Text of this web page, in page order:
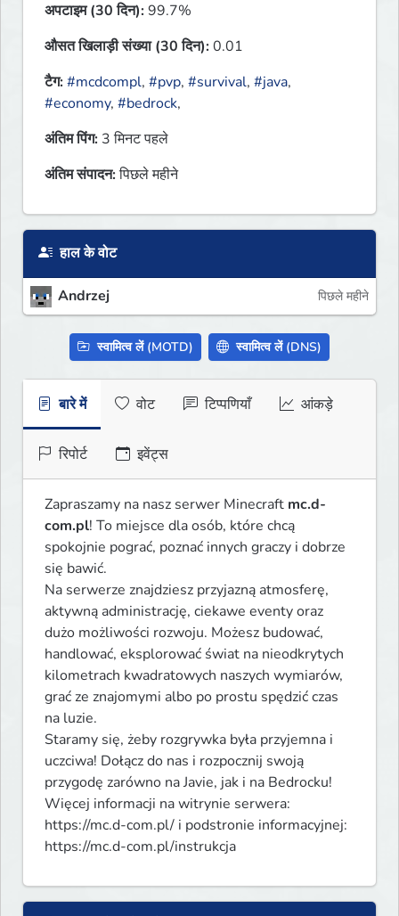
अपटाइम (30 दिन):99.7%
औसत खिलाड़ी संख्या (30 दिन):0.01
टैग:#mcdcompl, #pvp, #survival, #java,
#economy, #bedrock,
अंतिम पिंग: 3 मिनट पहले
अंतिम संपादन:पिछले महीने
हाल के वोट
Andrzej पिछले महीने
स्वामित्व लें (MOTD) स्वामित्व लें (DNS)
बारे में वोट टिप्पणियाँ आंकड़े
रिपोर्ट इवेंट्स
Zapraszamy na nasz serwer Minecraft mc.d-
com.pl! To miejsce dla osób, które chcą
spokojnie pograć, poznać innych graczy i dobrze
się bawić.
Na serwerze znajdziesz przyjazną atmosferę,
aktywną administrację, ciekawe eventy oraz
dużo możliwości rozwoju. Możesz budować,
handlować, eksplorować świat na nieodkrytych
kilometrach kwadratowych naszych wymiarów,
grać ze znajomymi albo po prostu spędzić czas
na luzie.
Staramy się, żeby rozgrywka była przyjemna i
uczciwa! Dołącz do nas i rozpocznij swoją
przygodę zarówno na Javie, jak i na Bedrocku!
Więcej informacji na witrynie serwera:
https://mc.d-com.pl/ i podstronie informacyjnej:
https://mc.d-com.pl/instrukcja